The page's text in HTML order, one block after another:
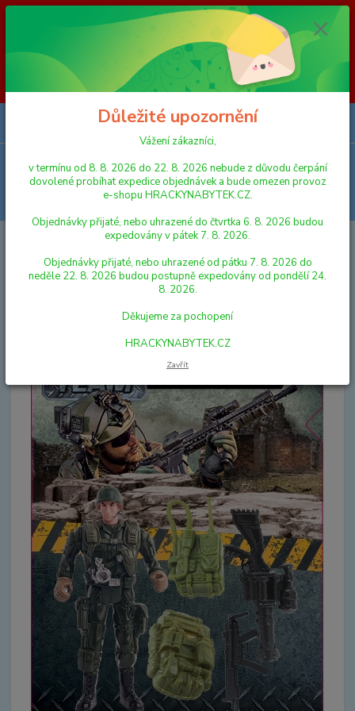
Vážení zákazníci, v termínu od 8. 8. 2026 do 23. 8. 2026 nebude z
důvodu čerpání dovolené probíhat expedice objednávek a bude omezen
provoz e-shopu HRACKYNABYTEK.CZ. Objednávky přijaté, nebo
uhrazené do čtvrtka 6. 8. 2026 budou expedovány v pátek 7. 8. 2026.
Objednávky přijaté, nebo uhrazené od pátku 7. 8. 2026 do neděle 23. 8.
2026 budou postupně expedovány od pondělí 24. 8. 2026. Děkujeme za
pochopení HRACKYNABYTEK.CZ
FIGURKY A ZVÍŘÁTKA VOJÁCI, RYTÍŘI, INDIÁNI
Plastica Bomber Fred
Důležité upozornění
Vážení zákazníci,
v termínu od 8. 8. 2026 do 22. 8. 2026 nebude z důvodu čerpání
dovolené probíhat expedice objednávek a bude omezen provoz
e-shopu HRACKYNABYTEK.CZ.
Objednávky přijaté, nebo uhrazené do čtvrtka 6. 8. 2026 budou
expedovány v pátek 7. 8. 2026.
Objednávky přijaté, nebo uhrazené od pátku 7. 8. 2026 do
neděle 22. 8. 2026 budou postupně expedovány od pondělí 24.
8. 2026.
Děkujeme za pochopení
HRACKYNABYTEK.CZ
Zavřít